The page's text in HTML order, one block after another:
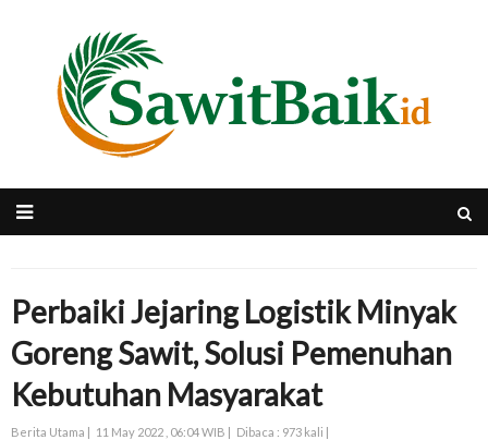
Perbaiki Jejaring Logistik Minyak
Goreng Sawit, Solusi Pemenuhan
Kebutuhan Masyarakat
Berita Utama | 11 May 2022 , 06:04 WIB | Dibaca : 973 kali |